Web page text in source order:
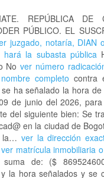
REPÚBLICA DE
PÚBLICO. EL
juzgado, notaría, DIAN
hará la subasta pública
Nover número
completo contra
ha señalado la hora de
de junio del 2026,
del siguiente bien: Se
en la ciudad de
la… ver la dirección
ver matrícula inmobiliaria
de: ($
la hora señalados y se